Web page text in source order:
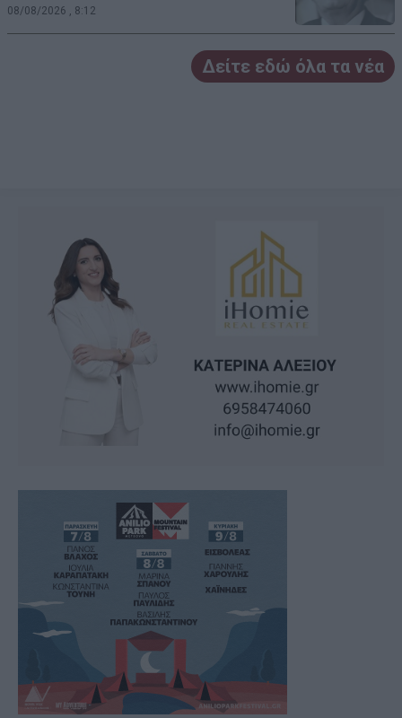
08/08/2026 , 8:12
Δείτε εδώ όλα τα νέα